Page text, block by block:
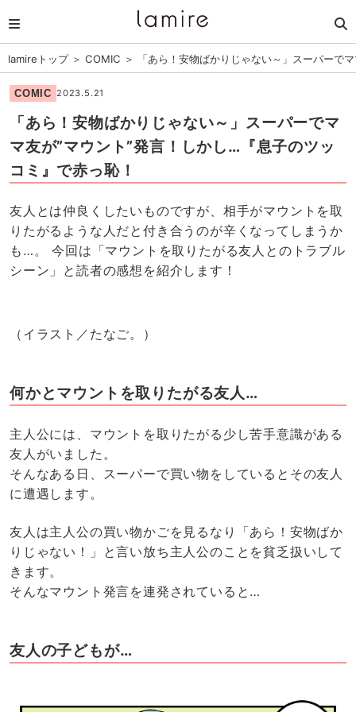
lamireトップ＞ COMIC ＞ 「あら！安物ばかりじゃない～」スーパーで
COMIC 2023.5.21
「あら！安物ばかりじゃない～」スーパーでマ
マ友が”マウント”発言！しかし…『息子のツッ
コミ』で赤っ恥！
友人とは仲良くしたいものですが、相手がマウントを取
りたがるような人だと付き合うのが辛くなってしまうか
も…。 今回は「マウントを取りたがる友人とのトラブル
シーン」と読者の感想を紹介します！
（イラスト／たなご。）
何かとマウントを取りたがる友人…
主人公には、マウントを取りたがる少し苦手意識がある
友人がいました。
そんなある日、スーパーで買い物をしているとその友人
に遭遇します。
友人は主人公の買い物かごを見るなり「あら！安物ばか
りじゃない！」と言い放ち主人公のことを貧乏扱いして
きます。
そんなマウント発言を連発されていると…
友人の子どもが…